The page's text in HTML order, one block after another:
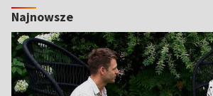
Najnowsze